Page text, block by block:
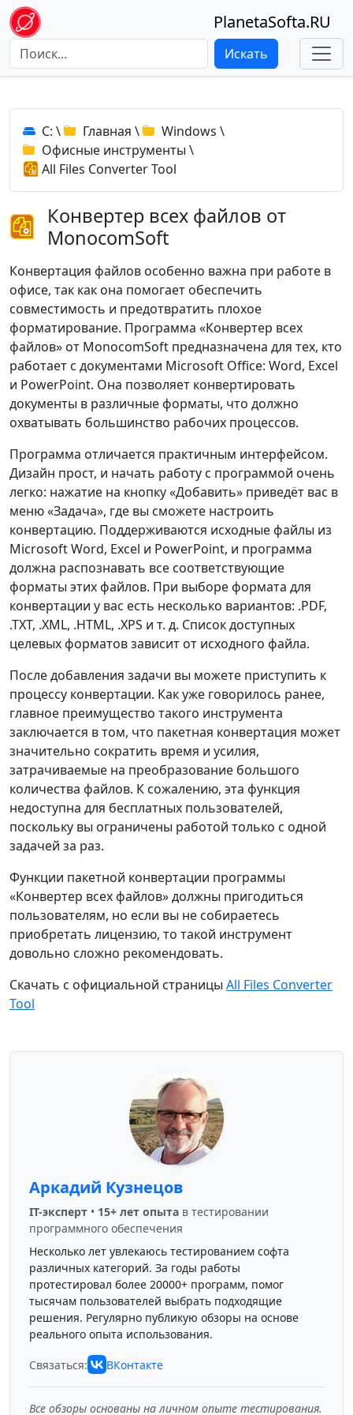
PlanetaSofta.RU
Искать
C: \ Главная \ Windows \
Офисные инструменты \
All Files Converter Tool
Конвертер всех файлов от
MonocomSoft
Конвертация файлов особенно важна при работе в
офисе, так как она помогает обеспечить
совместимость и предотвратить плохое
форматирование. Программа «Конвертер всех
файлов» от MonocomSoft предназначена для тех, кто
работает с документами Microsoft Office: Word, Excel
и PowerPoint. Она позволяет конвертировать
документы в различные форматы, что должно
охватывать большинство рабочих процессов.
Программа отличается практичным интерфейсом.
Дизайн прост, и начать работу с программой очень
легко: нажатие на кнопку «Добавить» приведёт вас в
меню «Задача», где вы сможете настроить
конвертацию. Поддерживаются исходные файлы из
Microsoft Word, Excel и PowerPoint, и программа
должна распознавать все соответствующие
форматы этих файлов. При выборе формата для
конвертации у вас есть несколько вариантов: .PDF,
.TXT, .XML, .HTML, .XPS и т. д. Список доступных
целевых форматов зависит от исходного файла.
После добавления задачи вы можете приступить к
процессу конвертации. Как уже говорилось ранее,
главное преимущество такого инструмента
заключается в том, что пакетная конвертация может
значительно сократить время и усилия,
затрачиваемые на преобразование большого
количества файлов. К сожалению, эта функция
недоступна для бесплатных пользователей,
поскольку вы ограничены работой только с одной
задачей за раз.
Функции пакетной конвертации программы
«Конвертер всех файлов» должны пригодиться
пользователям, но если вы не собираетесь
приобретать лицензию, то такой инструмент
довольно сложно рекомендовать.
Скачать с официальной страницы All Files Converter
Tool
Аркадий Кузнецов
IT-эксперт • 15+ лет опыта в тестировании
программного обеспечения
Несколько лет увлекаюсь тестированием софта
различных категорий. За годы работы
протестировал более 20000+ программ, помог
тысячам пользователей выбрать подходящие
решения. Регулярно публикую обзоры на основе
реального опыта использования.
Связаться: ВКонтакте
Все обзоры основаны на личном опыте тестирования.